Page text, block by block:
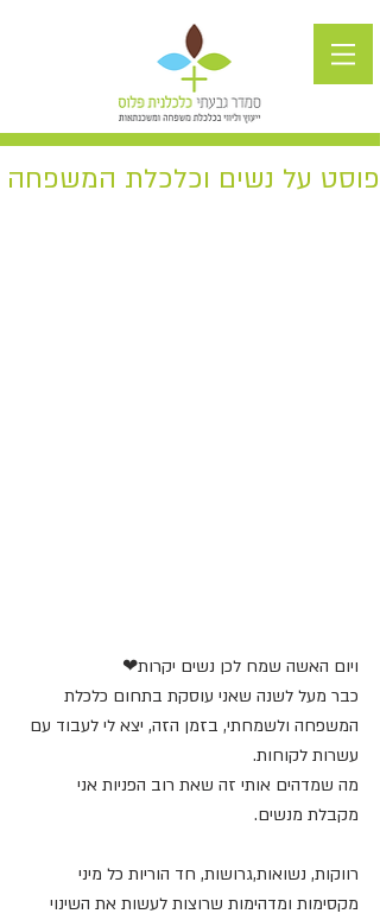
פוסט על נשים וכלכלת המשפחה
ויום האשה שמח לכן נשים יקרות❤
כבר מעל לשנה שאני עוסקת בתחום כלכלת
המשפחה ולשמחתי, בזמן הזה, יצא לי לעבוד עם
עשרות לקוחות.
מה שמדהים אותי זה שאת רוב הפניות אני
מקבלת מנשים.
רווקות, נשואות,גרושות, חד הוריות כל מיני
מקסימות ומדהימות שרוצות לעשות את השינוי